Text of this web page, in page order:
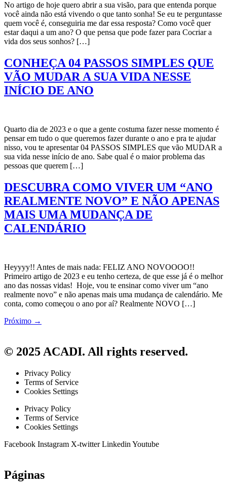
No artigo de hoje quero abrir a sua visão, para que entenda porque
você ainda não está vivendo o que tanto sonha! Se eu te perguntasse
quem você é, conseguiria me dar essa resposta? Como você quer
estar daqui a um ano? O que pensa que pode fazer para Cocriar a
vida dos seus sonhos? […]
CONHEÇA 04 PASSOS SIMPLES QUE
VÃO MUDAR A SUA VIDA NESSE
INÍCIO DE ANO
Quarto dia de 2023 e o que a gente costuma fazer nesse momento é
pensar em tudo o que queremos fazer durante o ano e pra te ajudar
nisso, vou te apresentar 04 PASSOS SIMPLES que vão MUDAR a
sua vida nesse início de ano. Sabe qual é o maior problema das
pessoas que querem […]
DESCUBRA COMO VIVER UM “ANO
REALMENTE NOVO” E NÃO APENAS
MAIS UMA MUDANÇA DE
CALENDÁRIO
Heyyyy!! Antes de mais nada: FELIZ ANO NOVOOOO!!
Primeiro artigo de 2023 e eu tenho certeza, de que esse já é o melhor
ano das nossas vidas! Hoje, vou te ensinar como viver um “ano
realmente novo” e não apenas mais uma mudança de calendário. Me
conta, como começou o ano por aí? Realmente NOVO […]
Próximo →
© 2025 ACADI. All rights reserved.
Privacy Policy
Terms of Service
Cookies Settings
Privacy Policy
Terms of Service
Cookies Settings
Facebook Instagram X-twitter Linkedin Youtube
Páginas